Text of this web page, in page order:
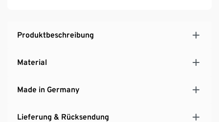
Produktbeschreibung
Material
Made in Germany
Lieferung & Rücksendung